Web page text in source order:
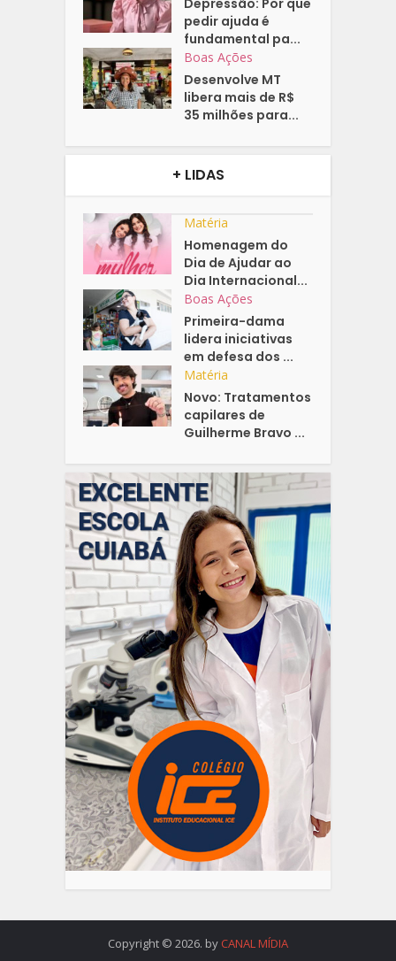
pedir ajuda é
fundamental pa...
Boas Ações
Desenvolve MT
libera mais de R$
35 milhões para...
+ LIDAS
Matéria
Homenagem do
Dia de Ajudar ao
Dia Internacional...
Boas Ações
Primeira-dama
lidera iniciativas
em defesa dos ...
Matéria
Novo: Tratamentos
capilares de
Guilherme Bravo ...
Copyright © 2026. by CANAL MÍDIA